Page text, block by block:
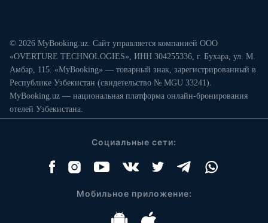
© 2026 MyBooking.uz. Сайт управляется компанией ООО
«OVERTURE TECHNOLOGIES», ИНН 304255336, г. Бухара, ул. М.
Амбар, 115. «MyBooking» — товарный знак, зарегистрированный в
Республике Узбекистан (свидетельство № MGU 33241).
MyBooking.uz — национальная платформа онлайн-бронирования
отелей Узбекистана.
Социальные сети:
Мобильное приложение: